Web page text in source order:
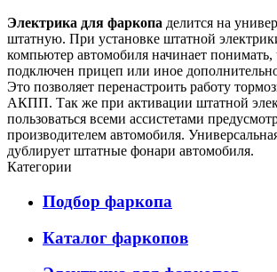
Электрика для фаркопа делится на
штатную. При установке штатной
компьютер автомобиля начинает понимать,
подключен прицеп или иное
Это позволяет перенастроить работу
АКПП. Так же при активации штатной
пользоваться всеми ассистетами
производителем автомобиля.
дублирует штатные фонари автомобиля.
Категории
Подбор фаркопа
Каталог фаркопов